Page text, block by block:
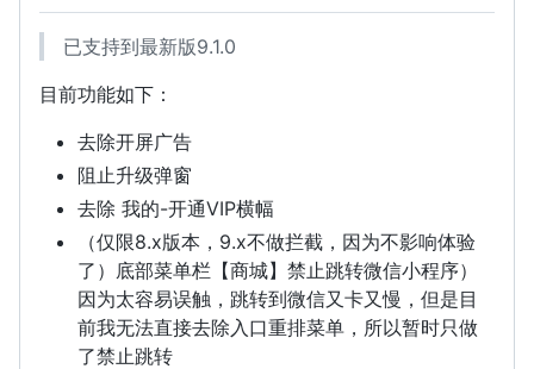
已支持到最新版9.1.0
目前功能如下：
去除开屏广告
阻止升级弹窗
去除 我的-开通VIP横幅
（仅限8.x版本，9.x不做拦截，因为不影响体验
了）底部菜单栏【商城】禁止跳转微信小程序）
因为太容易误触，跳转到微信又卡又慢，但是目
前我无法直接去除入口重排菜单，所以暂时只做
了禁止跳转